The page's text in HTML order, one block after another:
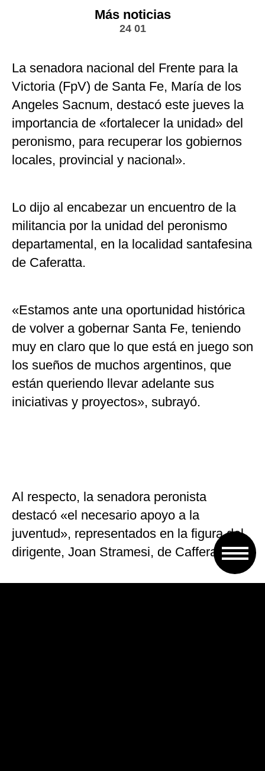
Más noticias
24 01
La senadora nacional del Frente para la
Victoria (FpV) de Santa Fe, María de los
Angeles Sacnum, destacó este jueves la
importancia de «fortalecer la unidad» del
peronismo, para recuperar los gobiernos
locales, provincial y nacional».
Lo dijo al encabezar un encuentro de la
militancia por la unidad del peronismo
departamental, en la localidad santafesina
de Caferatta.
«Estamos ante una oportunidad histórica
de volver a gobernar Santa Fe, teniendo
muy en claro que lo que está en juego son
los sueños de muchos argentinos, que
están queriendo llevar adelante sus
iniciativas y proyectos», subrayó.
Al respecto, la senadora peronista
destacó «el necesario apoyo a la
juventud», representados en la figura del
dirigente, Joan Stramesi, de Cafferata.